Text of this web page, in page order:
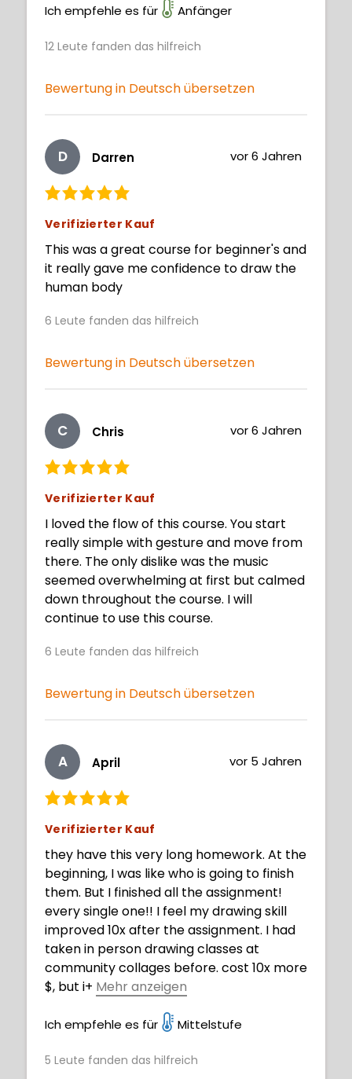
Ich empfehle es für Anfänger
12 Leute fanden das hilfreich
Bewertung in Deutsch übersetzen
D Darren vor 6 Jahren
Verifizierter Kauf
This was a great course for beginner's and
it really gave me confidence to draw the
human body
6 Leute fanden das hilfreich
Bewertung in Deutsch übersetzen
C Chris vor 6 Jahren
Verifizierter Kauf
I loved the flow of this course. You start
really simple with gesture and move from
there. The only dislike was the music
seemed overwhelming at first but calmed
down throughout the course. I will
continue to use this course.
6 Leute fanden das hilfreich
Bewertung in Deutsch übersetzen
A April vor 5 Jahren
Verifizierter Kauf
they have this very long homework. At the
beginning, I was like who is going to finish
them. But I finished all the assignment!
every single one!! I feel my drawing skill
improved 10x after the assignment. I had
taken in person drawing classes at
community collages before. cost 10x more
$, but i+ Mehr anzeigen
this course and FINISH the assignment, you
Ich empfehle es für Mittelstufe
5 Leute fanden das hilfreich